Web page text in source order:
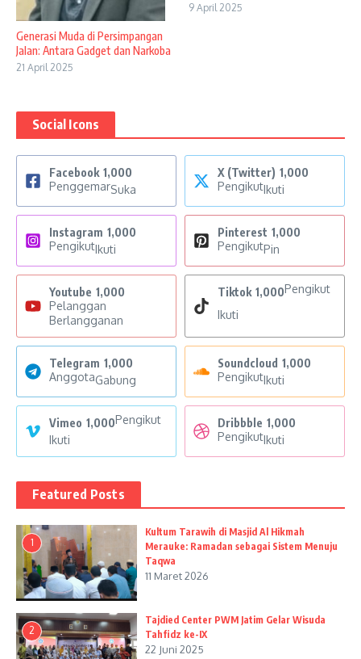
Generasi Muda di Persimpangan
Jalan: Antara Gadget dan Narkoba
21 April 2025
9 April 2025
Social Icons
Facebook 1,000
PenggemarSuka
X (Twitter) 1,000
PengikutIkuti
Instagram 1,000
PengikutIkuti
Pinterest 1,000
PengikutPin
Youtube 1,000
Pelanggan
Berlangganan
Tiktok 1,000Pengikut
Ikuti
Telegram 1,000
AnggotaGabung
Soundcloud 1,000
PengikutIkuti
Vimeo 1,000Pengikut
Ikuti
Dribbble 1,000
PengikutIkuti
Featured Posts
1
Kultum Tarawih di Masjid Al Hikmah
Merauke: Ramadan sebagai Sistem Menuju
Taqwa
11 Maret 2026
2
Tajdied Center PWM Jatim Gelar Wisuda
Tahfidz ke-IX
22 Juni 2025